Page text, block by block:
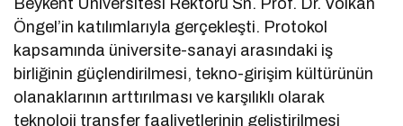
Öngel’in katılımlarıyla gerçekleşti. Protokol
kapsamında üniversite-sanayi arasındaki iş
birliğinin güçlendirilmesi, tekno-girişim kültürünün
olanaklarının arttırılması ve karşılıklı olarak
teknoloji transfer faaliyetlerinin geliştirilmesi